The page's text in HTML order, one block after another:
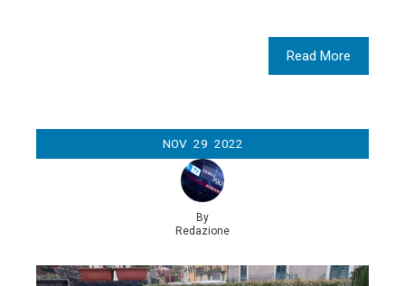
Read More
NOV 29 2022
By
Redazione